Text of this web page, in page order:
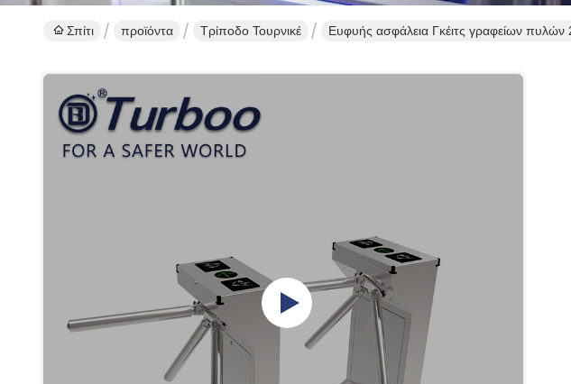
Σπίτι προϊόντα Τρίποδο Τουρνικέ Ευφυής ασφάλεια Γκέιτς γραφείων